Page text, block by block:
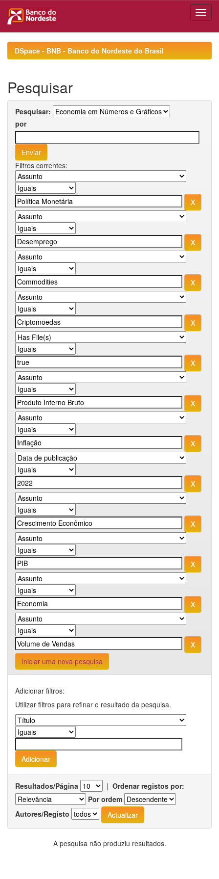
navigationDSpace - BNB - Banco do Nordeste do Brasil
Pesquisar
Pesquisar:
por
Filtros correntes:
Iniciar uma nova pesquisa
Adicionar filtros:
Utilizar filtros para refinar o resultado da pesquisa.
Resultados/Página | Ordenar registos por:
Por ordem
Autores/Registo
A pesquisa não produziu resultados.